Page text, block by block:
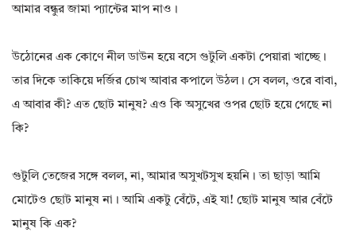
আমার বন্ধুর জামা প্যান্টের মাপ নাও।
উঠোনের এক কোণে নীল ডাউন হয়ে বসে গুটুলি একটা পেয়ারা খাচ্ছে।
তার দিকে তাকিয়ে দর্জির চোখ আবার কপালে উঠল। সে বলল, ওরে বাবা,
এ আবার কী? এত ছোট মানুষ? এও কি অসুখের ওপর ছোট হয়ে গেছে না
কি?
গুটুলি তেজের সঙ্গে বলল, না, আমার অসুখটসুখ হয়নি। তা ছাড়া আমি
মোটেও ছোট মানুষ না। আমি একটু বেঁটে, এই যা! ছোট মানুষ আর বেঁটে
মানুষ কি এক?